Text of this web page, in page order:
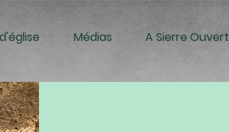
Médias A Sierre Ouvert